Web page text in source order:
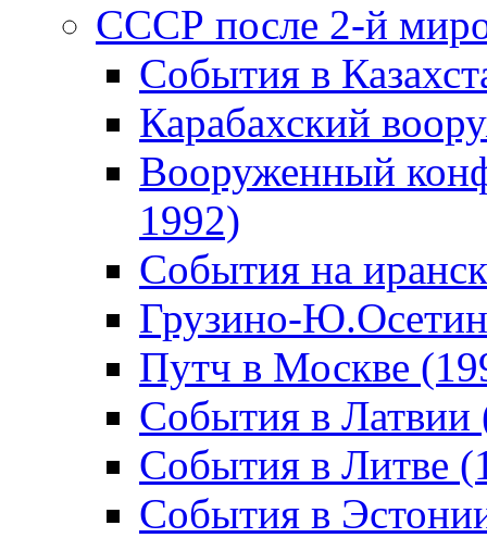
СССР после 2-й
События в
Карабахский
Вооруженный
1992)
События на
Грузино-
Путч в Москве
События в Латвии
События в Литве
События в